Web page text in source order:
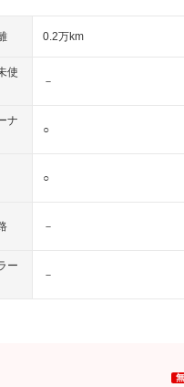
0.2万km
使
－
ナ
○
○
－
ー
－